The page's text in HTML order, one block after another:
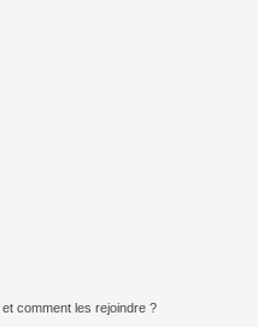
comment les rejoindre ?